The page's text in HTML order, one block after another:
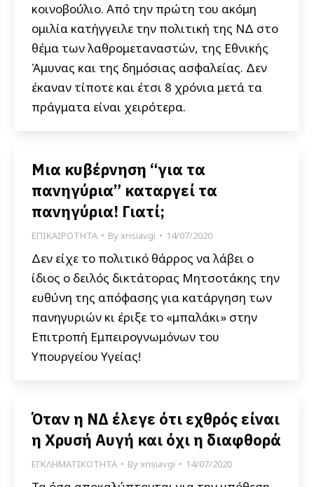
κοινοβούλιο. Από την πρώτη του ακόμη
ομιλία κατήγγειλε την πολιτική της ΝΔ στο
θέμα των λαθρομεταναστών, της Εθνικής
Άμυνας και της δημόσιας ασφαλείας. Δεν
έκαναν τίποτε και έτσι 8 χρόνια μετά τα
πράγματα είναι χειρότερα.
Μια κυβέρνηση “για τα
πανηγύρια” καταργεί τα
πανηγύρια! Γιατί;
ΕΠΙΚΑΙΡΟΤΗΤΑ Byxrisiavgi 14/07/2020
Δεν είχε το πολιτικό θάρρος να λάβει ο
ίδιος ο δειλός δικτάτορας Μητσοτάκης την
ευθύνη της απόφασης για κατάργηση των
πανηγυριών κι έριξε το «μπαλάκι» στην
Επιτροπή Εμπειρογνωμόνων του
Υπουργείου Υγείας!
Όταν η ΝΔ έλεγε ότι εχθρός είναι
η Χρυσή Αυγή και όχι η διαφθορά
ΕΓΚΛΗΜΑΤΙΚΟΤΗΤΑ Byxrisiavgi 14/07/2020